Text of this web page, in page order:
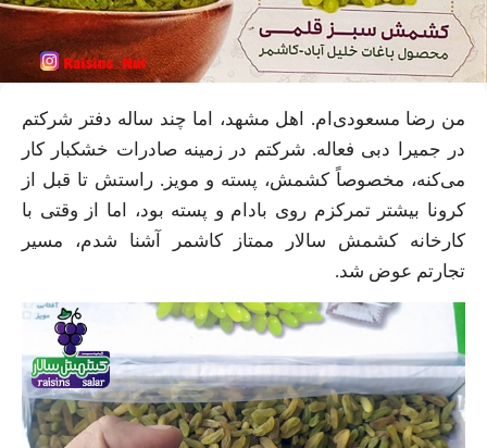
من رضا مسعودی‌ام. اهل مشهد، اما چند ساله دفتر شرکتم
در جمیرا دبی فعاله. شرکتم در زمینه صادرات خشکبار کار
می‌کنه، مخصوصاً کشمش، پسته و مویز. راستش تا قبل از
کرونا بیشتر تمرکزم روی بادام و پسته بود، اما از وقتی با
کارخانه کشمش سالار ممتاز کاشمر آشنا شدم، مسیر
تجارتم عوض شد.